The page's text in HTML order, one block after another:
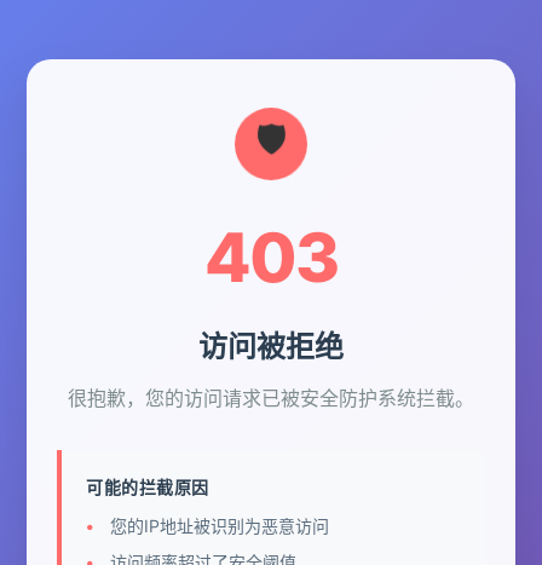
403
访问被拒绝
很抱歉，您的访问请求已被安全防护系统拦截。
可能的拦截原因
您的IP地址被识别为恶意访问